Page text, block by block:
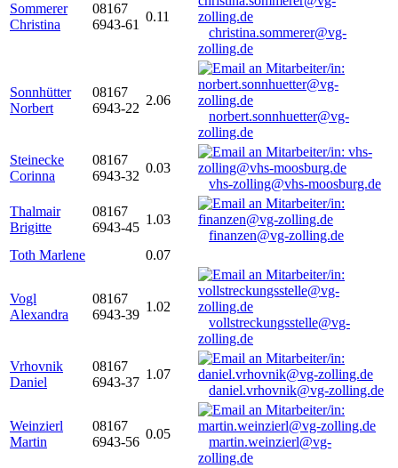
Sommerer
Christina
08167
6943-61
0.11
christina.sommerer@vg-
zolling.de
Sonnhütter
Norbert
08167
6943-22
2.06
norbert.sonnhuetter@vg-
zolling.de
Steinecke
Corinna
08167
6943-32
0.03
vhs-zolling@vhs-moosburg.de
Thalmair
Brigitte
08167
6943-45
1.03
finanzen@vg-zolling.de
Toth Marlene
0.07
Vogl
Alexandra
08167
6943-39
1.02
vollstreckungsstelle@vg-
zolling.de
Vrhovnik
Daniel
08167
6943-37
1.07
daniel.vrhovnik@vg-zolling.de
Weinzierl
Martin
08167
6943-56
0.05
martin.weinzierl@vg-
zolling.de